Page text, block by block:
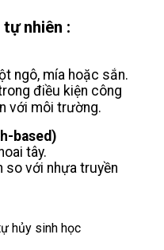
nhiên :
ngô, mía hoặc sắn.
điều kiện công
với môi trường.
based)
tây.
so với nhựa truyền
hủy sinh học